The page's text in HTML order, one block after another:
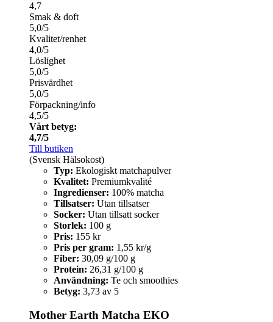
4,7
Smak & doft
5,0/5
Kvalitet/renhet
4,0/5
Löslighet
5,0/5
Prisvärdhet
5,0/5
Förpackning/info
4,5/5
Vårt betyg:
4,7/5
Till butiken
(Svensk Hälsokost)
Typ: Ekologiskt matchapulver
Kvalitet: Premiumkvalité
Ingredienser: 100% matcha
Tillsatser: Utan tillsatser
Socker: Utan tillsatt socker
Storlek: 100 g
Pris: 155 kr
Pris per gram: 1,55 kr/g
Fiber: 30,09 g/100 g
Protein: 26,31 g/100 g
Användning: Te och smoothies
Betyg: 3,73 av 5
Mother Earth Matcha EKO